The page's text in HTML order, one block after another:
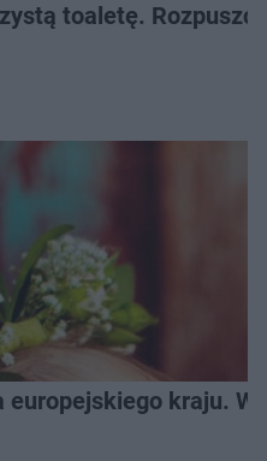
toaletę.
europejskiego kraju.